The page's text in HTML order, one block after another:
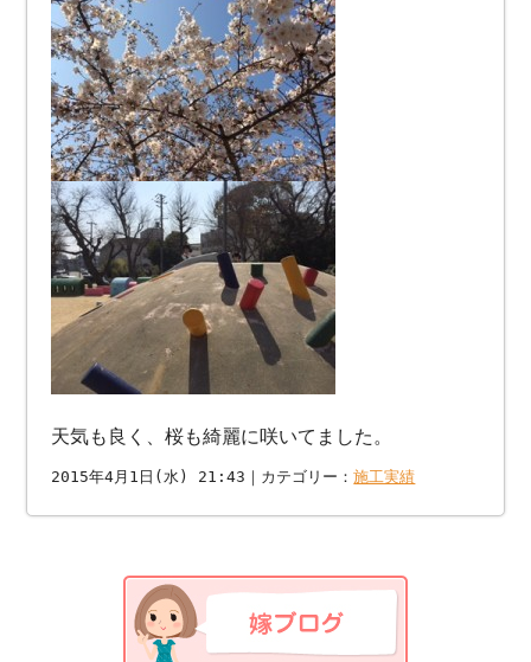
天気も良く、桜も綺麗に咲いてました。
2015年4月1日(水) 21:43｜カテゴリー：施工実績